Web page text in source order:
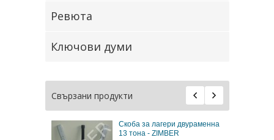
Ревюта
Ключови думи
Свързани продукти
Скоба за лагери двураменна
13 тона - ZIMBER